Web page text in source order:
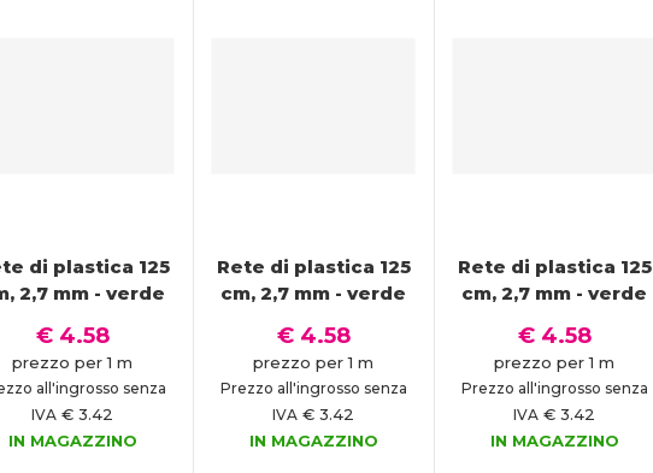
di plastica 125
2,7 mm - verde
€ 4.58
prezzo per 1 m
all'ingrosso senza
IVA € 3.42
IN MAGAZZINO
Rete di plastica 125
cm, 2,7 mm - verde
€ 4.58
prezzo per 1 m
Prezzo all'ingrosso senza
IVA € 3.42
IN MAGAZZINO
Rete di plastica 125
cm, 2,7 mm - verde
€ 4.58
prezzo per 1 m
Prezzo all'ingrosso senza
IVA € 3.42
IN MAGAZZINO